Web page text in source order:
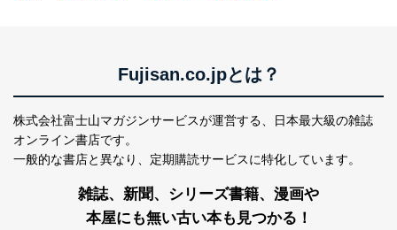
1
当社の定期購読サ
ービス等をご利用
の方の個人情報
購入商品の配送のため
商品代金回収のため
ス、キャンペーン等の広告の案内
個人が特定できない形で取得した
析して、趣味・嗜好に
応じた新商品・サービスに関する
広告のため
Fujisan.co.jpとは？
株式会社富士山マガジンサービスが運営する、
日本最大級の雑誌
オンライン書店です。
一般的な書店と異なり、 定期購読サービスに特化しています。
雑誌、新聞、シリーズ書籍、漫画や
本屋にも無い古い本も見つかる！